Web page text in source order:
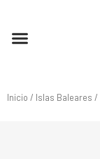
Inicio / Islas Baleares /